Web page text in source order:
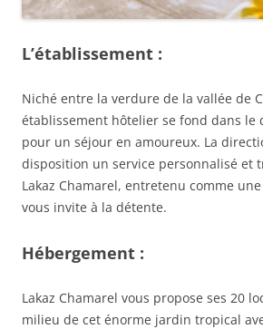
L’établissement :
Niché entre la verdure de la vallée de
établissement hôtelier se fond dans le
pour un séjour en amoureux. La
disposition un service personnalisé et
Lakaz Chamarel, entretenu comme
vous invite à la détente.
Hébergement :
Lakaz Chamarel vous propose ses 20
milieu de cet énorme jardin tropical